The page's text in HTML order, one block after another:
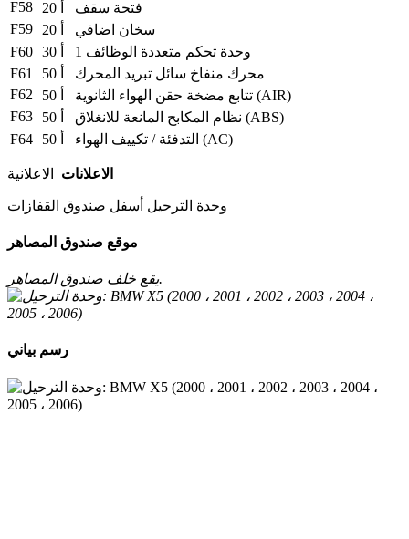
F58
فتحة سقف
F59
سخان اضافي
F60
وحدة تحكم متعددة الوظائف 1
F61
محرك منفاخ سائل تبريد المحرك
F62
تتابع مضخة حقن الهواء الثانوية (AIR)
F63
نظام المكابح المانعة للانغلاق (ABS)
F64
التدفئة / تكييف الهواء (AC)
الاعلانات الاعلانية
وحدة الترحيل أسفل صندوق القفازات
موقع صندوق المصاهر
يقع خلف صندوق المصاهر.
رسم بياني